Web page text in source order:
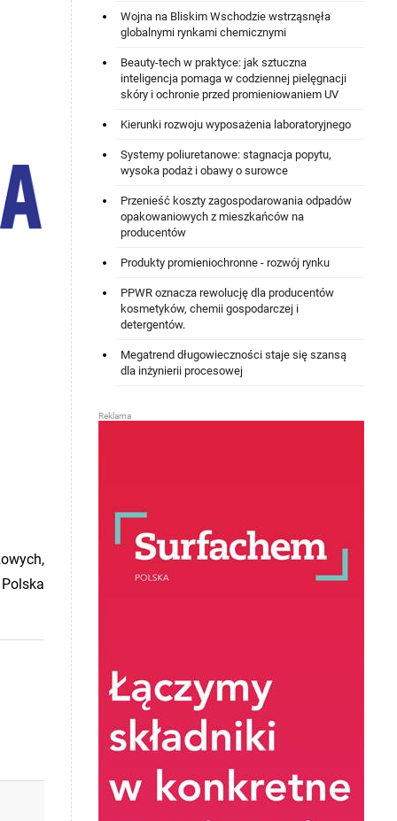
Wojna na Bliskim Wschodzie wstrząsnęła
globalnymi rynkami chemicznymi
Beauty-tech w praktyce: jak sztuczna
inteligencja pomaga w codziennej pielęgnacji
skóry i ochronie przed promieniowaniem UV
Kierunki rozwoju wyposażenia laboratoryjnego
Systemy poliuretanowe: stagnacja popytu,
wysoka podaż i obawy o surowce
Przenieść koszty zagospodarowania odpadów
opakowaniowych z mieszkańców na
producentów
Produkty promieniochronne - rozwój rynku
PPWR oznacza rewolucję dla producentów
kosmetyków, chemii gospodarczej i
detergentów.
Megatrend długowieczności staje się szansą
dla inżynierii procesowej